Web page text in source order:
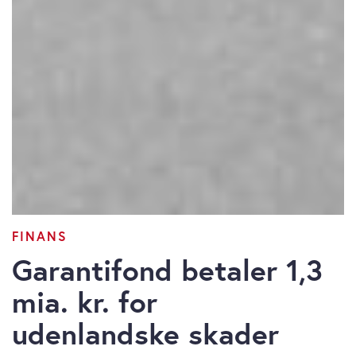
FINANS
Garantifond betaler 1,3
mia. kr. for
udenlandske skader